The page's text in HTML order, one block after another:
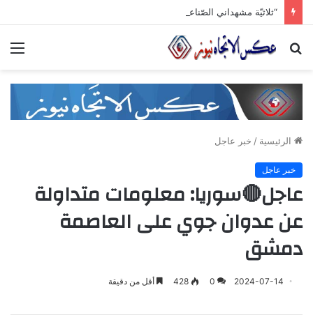
بحث
الرئيسية / خبر عاجل
خبر عاجل
عاجل🔴سوريا: معلومات متداولة
عن عدوان جوي على العاصمة
دمشق
2024-07-14
0
428 أقل من دقيقة